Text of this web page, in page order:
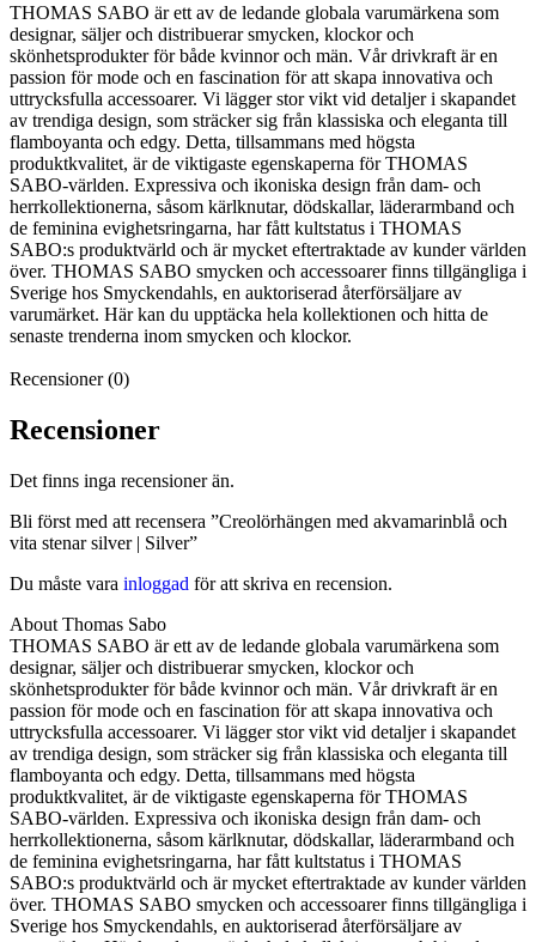
THOMAS SABO är ett av de ledande globala varumärkena som
designar, säljer och distribuerar smycken, klockor och
skönhetsprodukter för både kvinnor och män. Vår drivkraft är en
passion för mode och en fascination för att skapa innovativa och
uttrycksfulla accessoarer. Vi lägger stor vikt vid detaljer i skapandet
av trendiga design, som sträcker sig från klassiska och eleganta till
flamboyanta och edgy. Detta, tillsammans med högsta
produktkvalitet, är de viktigaste egenskaperna för THOMAS
SABO-världen. Expressiva och ikoniska design från dam- och
herrkollektionerna, såsom kärlknutar, dödskallar, läderarmband och
de feminina evighetsringarna, har fått kultstatus i THOMAS
SABO:s produktvärld och är mycket eftertraktade av kunder världen
över. THOMAS SABO smycken och accessoarer finns tillgängliga i
Sverige hos Smyckendahls, en auktoriserad återförsäljare av
varumärket. Här kan du upptäcka hela kollektionen och hitta de
senaste trenderna inom smycken och klockor.
Recensioner (0)
Recensioner
Det finns inga recensioner än.
Bli först med att recensera ”Creolörhängen med akvamarinblå och
vita stenar silver | Silver”
Du måste vara inloggad för att skriva en recension.
About Thomas Sabo
THOMAS SABO är ett av de ledande globala varumärkena som
designar, säljer och distribuerar smycken, klockor och
skönhetsprodukter för både kvinnor och män. Vår drivkraft är en
passion för mode och en fascination för att skapa innovativa och
uttrycksfulla accessoarer. Vi lägger stor vikt vid detaljer i skapandet
av trendiga design, som sträcker sig från klassiska och eleganta till
flamboyanta och edgy. Detta, tillsammans med högsta
produktkvalitet, är de viktigaste egenskaperna för THOMAS
SABO-världen. Expressiva och ikoniska design från dam- och
herrkollektionerna, såsom kärlknutar, dödskallar, läderarmband och
de feminina evighetsringarna, har fått kultstatus i THOMAS
SABO:s produktvärld och är mycket eftertraktade av kunder världen
över. THOMAS SABO smycken och accessoarer finns tillgängliga i
Sverige hos Smyckendahls, en auktoriserad återförsäljare av